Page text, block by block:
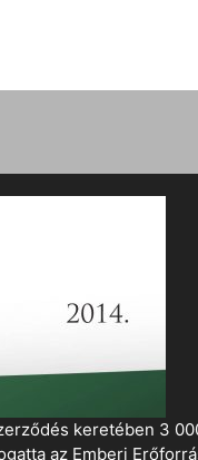
keretében 3
az Emberi